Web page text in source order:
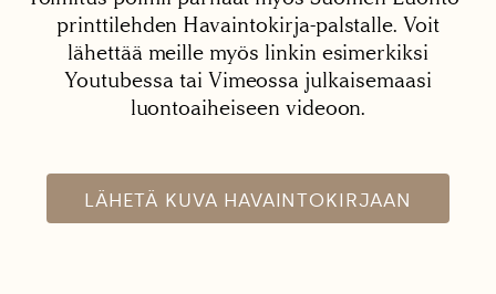
printtilehden Havaintokirja-palstalle. Voit
lähettää meille myös linkin esimerkiksi
Youtubessa tai Vimeossa julkaisemaasi
luontoaiheiseen videoon.
LÄHETÄ KUVA HAVAINTOKIRJAAN